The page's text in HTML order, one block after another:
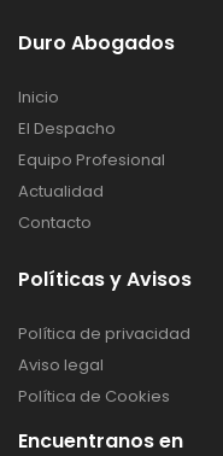
Duro Abogados
Inicio
El Despacho
Equipo Profesional
Actualidad
Contacto
Políticas y Avisos
Política de privacidad
Aviso legal
Política de Cookies
Encuentranos en